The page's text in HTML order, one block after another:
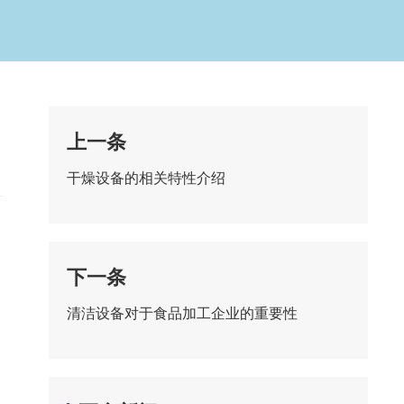
上一条
干燥设备的相关特性介绍
下一条
清洁设备对于食品加工企业的重要性